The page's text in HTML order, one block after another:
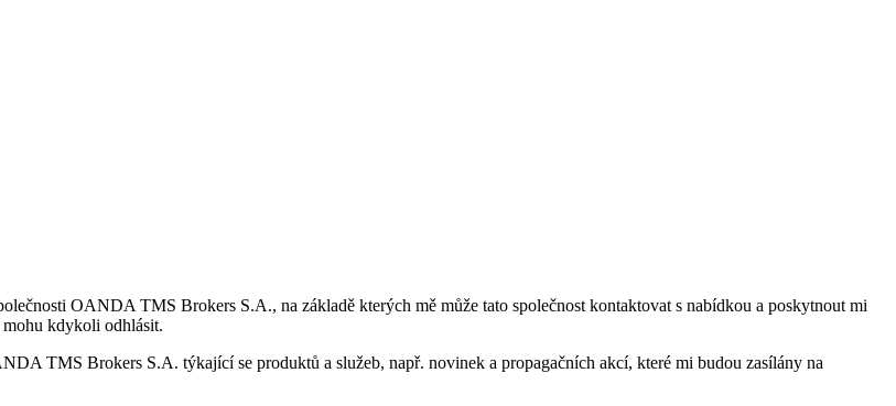
OANDA TMS Brokers S.A., na základě kterých mě může tato společnost kontaktovat s nabídkou a poskytnout mi
kdykoli odhlásit.
TMS Brokers S.A. týkající se produktů a služeb, např. novinek a propagačních akcí, které mi budou zasílány na